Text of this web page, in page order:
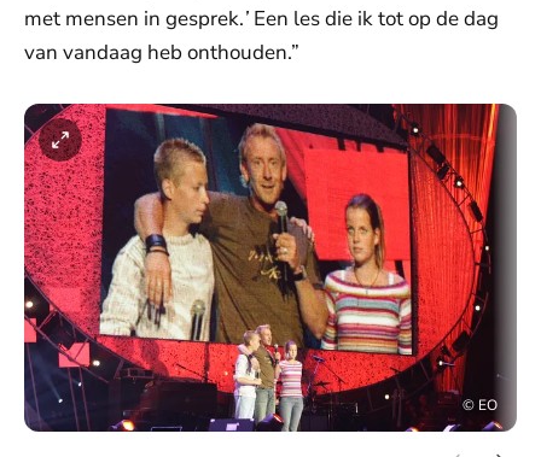
met mensen in gesprek.’ Een les die ik tot op de dag
van vandaag heb onthouden.”
© EO